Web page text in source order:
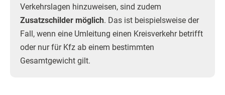
Verkehrslagen hinzuweisen, sind zudem
Zusatzschilder möglich. Das ist beispielsweise der
Fall, wenn eine Umleitung einen Kreisverkehr betrifft
oder nur für Kfz ab einem bestimmten
Gesamtgewicht gilt.